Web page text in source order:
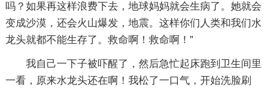
吗？如果再这样浪费下去，地球妈妈就会生病了。她就会
变成沙漠，还会火山爆发，地震。这样你们人类和我们水
龙头就都不能生存了。救命啊！救命啊！”
我自己一下子被吓醒了，然后急忙起床跑到卫生间里
一看，原来水龙头还在啊！我松了一口气，开始洗脸刷